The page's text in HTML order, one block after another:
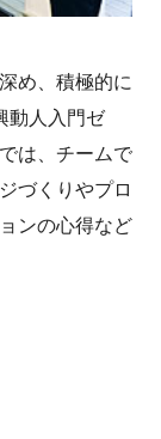
め、積極的に
動人入門ゼ
は、チームで
づくりやプロ
ンの心得など